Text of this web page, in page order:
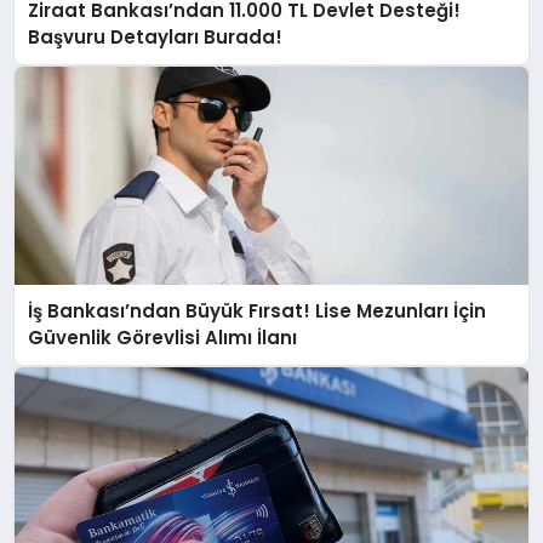
Ziraat Bankası’ndan 11.000 TL Devlet Desteği!
Başvuru Detayları Burada!
İş Bankası’ndan Büyük Fırsat! Lise Mezunları İçin
Güvenlik Görevlisi Alımı İlanı